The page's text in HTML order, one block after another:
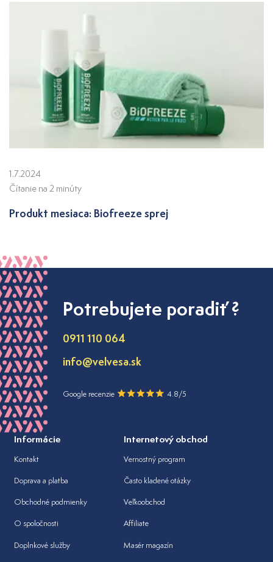
1.7.2024
Čítanie na 2 minúty
Produkt mesiaca: Biofreeze sprej
Potrebujete poradiť ?
0911 110 064
info@velvesa.sk
Google recenzie 4.8/5
Informácie
Kontakt
Doprava a platba
Obchodné podmienky
O spoločnosti
Doplnkové služby
Internetový obchod
Vernostný program
Často kladené otázky
Veľkoobchod
Affiliate
Masér magazín